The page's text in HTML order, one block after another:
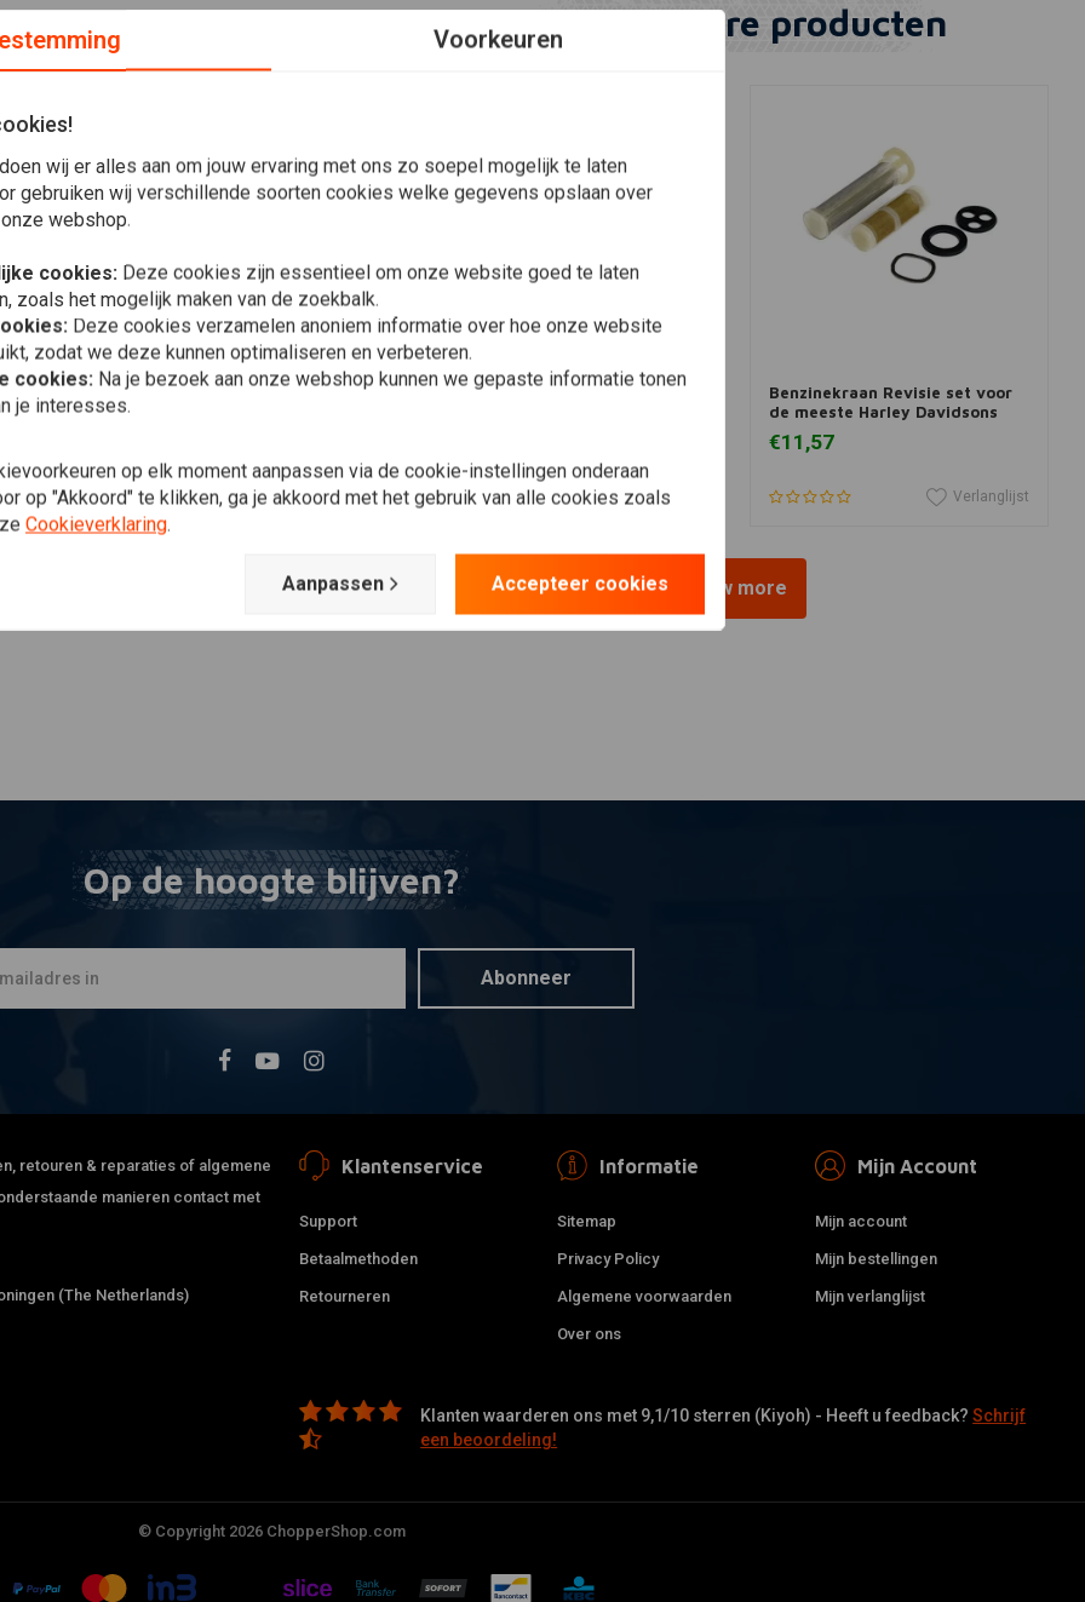
tot de beste op de markt behoren. Daarom kun je hun
als het gaat om koppelings- en remonderdelen.
Plaats ook een review
Vergelijkbare producten
View more
WEST COAST CHOPPERS
OG Klassiek T-Shirt
Verlanglijst
Benzinekraan Revisie set voor
de meeste Harley Davidsons
€11,57
Verlanglijst
View more
Op de hoogte blijven?
Abonneer
retouren & reparaties of algemene
manieren contact met
(The Netherlands)
Klantenservice
Support
Betaalmethoden
Retourneren
Informatie
Sitemap
Privacy Policy
Algemene voorwaarden
Over ons
Mijn Account
Mijn account
Mijn bestellingen
Mijn verlanglijst
Klanten waarderen ons met 9,1/10 sterren (Kiyoh) - Heeft u feedback?Schrijf
een beoordeling!
© Copyright 2026 ChopperShop.com
Voorkeuren
wij er alles aan om jouw ervaring met ons zo soepel mogelijk te laten
gebruiken wij verschillende soorten cookies welke gegevens opslaan over
webshop.
cookies: Deze cookies zijn essentieel om onze website goed te laten
zoals het mogelijk maken van de zoekbalk.
Deze cookies verzamelen anoniem informatie over hoe onze website
zodat we deze kunnen optimaliseren en verbeteren.
cookies: Na je bezoek aan onze webshop kunnen we gepaste informatie tonen
je interesses.
op elk moment aanpassen via de cookie-instellingen onderaan
op "Akkoord" te klikken, ga je akkoord met het gebruik van alle cookies zoals
Cookieverklaring.
Aanpassen Accepteer cookies